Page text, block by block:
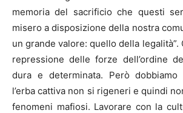
memoria del sacrificio che questi
misero a disposizione della nostra
un grande valore: quello della legalità”.
repressione delle forze dell’ordine
dura e determinata. Però dobbiamo
l’erba cattiva non si rigeneri e quindi
fenomeni mafiosi. Lavorare con la